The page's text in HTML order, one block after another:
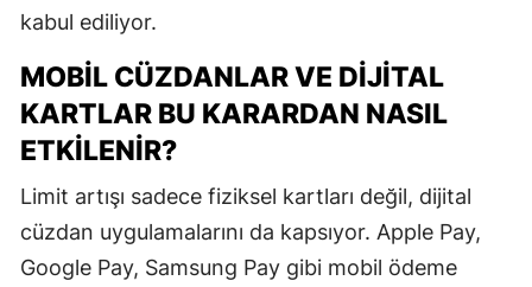
kabul ediliyor.
MOBIL CÜZDANLAR VE DIJITAL
KARTLAR BU KARARDAN NASIL
ETKILENIR?
Limit artışı sadece fiziksel kartları değil, dijital
cüzdan uygulamalarını da kapsıyor. Apple Pay,
Google Pay, Samsung Pay gibi mobil ödeme